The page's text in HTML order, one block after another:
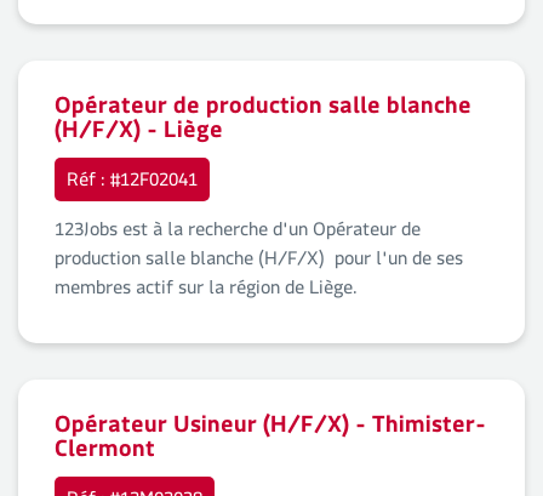
Opérateur de production salle blanche
(H/F/X) - Liège
Réf : #12F02041
123Jobs est à la recherche d'un Opérateur de
production salle blanche (H/F/X) pour l'un de ses
membres actif sur la région de Liège.
Opérateur Usineur (H/F/X) - Thimister-
Clermont